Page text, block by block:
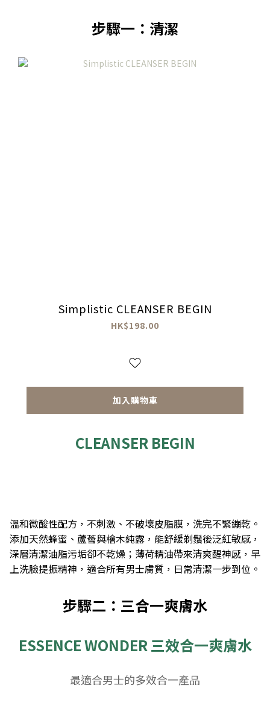
步驟一：清潔
Simplistic CLEANSER BEGIN
HK$198.00
加入購物車
CLEANSER BEGIN
溫和微酸性配方，不刺激、不破壞皮脂膜，洗完不緊繃乾。
添加天然蜂蜜、蘆薈與檜木純露，能舒緩剃鬚後泛紅敏感，
深層清潔油脂污垢卻不乾燥；薄荷精油帶來清爽醒神感，早
上洗臉提振精神，適合所有男士膚質，日常清潔一步到位。
步驟二：三合一爽膚水
ESSENCE WONDER 三效合一爽膚水
最適合男士的多效合一產品